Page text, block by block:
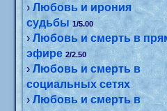
›Любовь и ирония
судьбы 1/5.00
›Любовь и смерть в
эфире 2/2.50
›Любовь и смерть в
социальных сетях
›Любовь и смерть в